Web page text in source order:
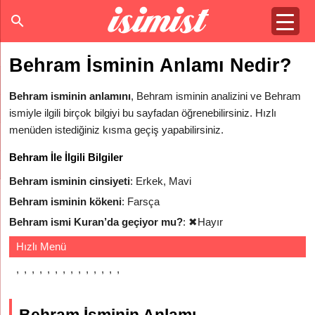
Behram İsminin Anlamı Nedir?
Behram isminin anlamını, Behram isminin analizini ve Behram
ismiyle ilgili birçok bilgiyi bu sayfadan öğrenebilirsiniz. Hızlı
menüden istediğiniz kısma geçiş yapabilirsiniz.
Behram İle İlgili Bilgiler
Behram isminin cinsiyeti: Erkek, Mavi
Behram isminin kökeni: Farsça
Behram ismi Kuran’da geçiyor mu?: ✖Hayır
Hızlı Menü